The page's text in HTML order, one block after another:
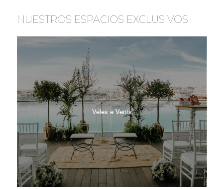
NUESTROS ESPACIOS EXCLUSIVOS
Veles e Vents